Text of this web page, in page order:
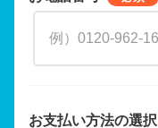
お支払い方法の選択